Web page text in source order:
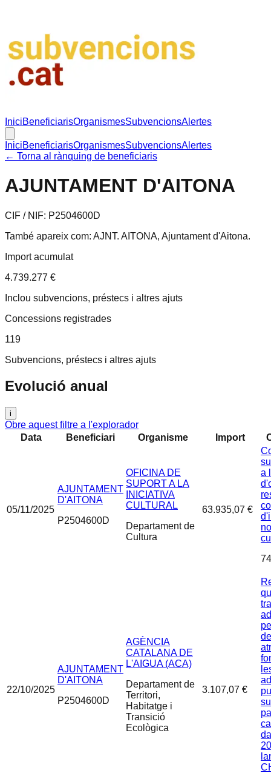
IniciBeneficiarisOrganismesSubvencionsAlertes
IniciBeneficiarisOrganismesSubvencionsAlertes
← Torna al rànquing de beneficiaris
AJUNTAMENT D'AITONA
CIF / NIF: P2504600D
També apareix com: AJNT. AITONA, Ajuntament d'Aitona.
Import acumulat
4.739.277 €
Inclou subvencions, préstecs i altres ajuts
Concessions registrades
119
Subvencions, préstecs i altres ajuts
Evolució anual
i
Obre aquest filtre a l'explorador
Data
Beneficiari Organisme Import
05/11/2025
AJUNTAMENT
D'AITONA
P2504600D
OFICINA DE
SUPORT A LA
INICIATIVA
CULTURAL
Departament de
Cultura
63.935,07 €
a
22/10/2025
AJUNTAMENT
D'AITONA
P2504600D
AGÈNCIA
CATALANA DE
L'AIGUA (ACA)
Departament de
Territori,
Habitatge i
Transició
Ecològica
3.107,07 €